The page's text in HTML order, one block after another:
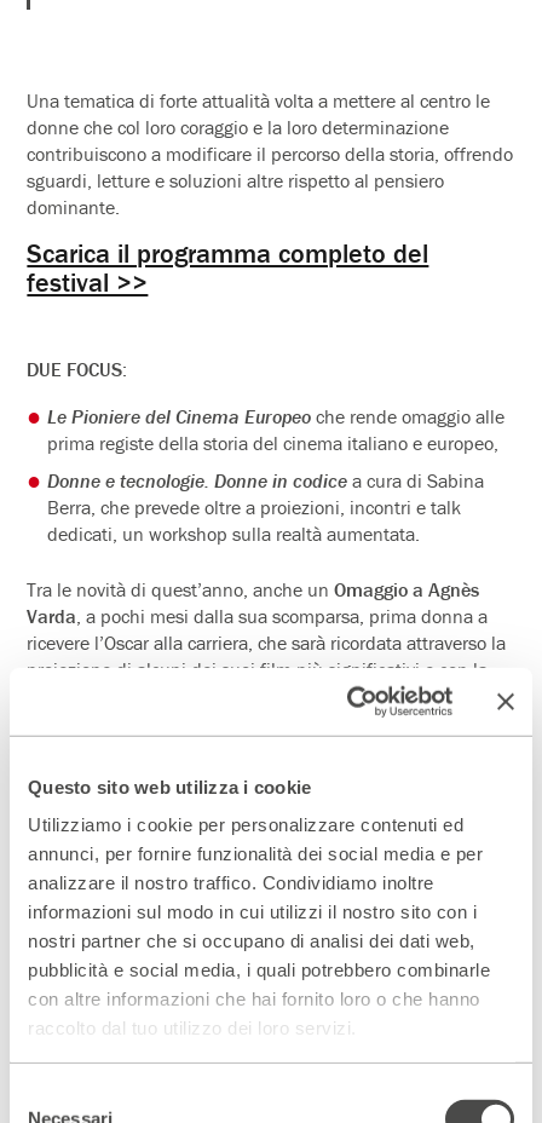
Questo sito web utilizza i cookie
Utilizziamo i cookie per personalizzare contenuti ed
annunci, per fornire funzionalità dei social media e per
analizzare il nostro traffico. Condividiamo inoltre
informazioni sul modo in cui utilizzi il nostro sito con i
nostri partner che si occupano di analisi dei dati web,
pubblicità e social media, i quali potrebbero combinarle
con altre informazioni che hai fornito loro o che hanno
raccolto dal tuo utilizzo dei loro servizi.
Necessari
Una tematica di forte attualità volta a mettere al centro le
donne che col loro coraggio e la loro determinazione
contribuiscono a modificare il percorso della storia, offrendo
sguardi, letture e soluzioni altre rispetto al pensiero
dominante.
Scarica il programma completo del
festival >>
DUE FOCUS:
Le Pioniere del Cinema Europeo che rende omaggio alle
prima registe della storia del cinema italiano e europeo,
Donne e tecnologie. Donne in codice a cura di Sabina
Berra, che prevede oltre a proiezioni, incontri e talk
dedicati, un workshop sulla realtà aumentata.
Tra le novità di quest’anno, anche unOmaggio a Agnès
Varda, a pochi mesi dalla sua scomparsa, prima donna a
ricevere l’Oscar alla carriera, che sarà ricordata attraverso la
proiezione di alcuni dei suoi film più significativi e con la
Agnès Varda. Cinema senza tetto né
Nuovi Sguardi, concorso internazionale a regia femminile
dedicato a lungometraggi di finzione e documentari, che
competono per il premio Cinema e Donna 2019;
Sguardi (S)confinati , concorso internazionale di
cortometraggi sempre a regia femminile che concorrono
per il premioTalent Under 35;
#FrameItalia– Premio del pubblico, vetrina dedicata a
film, documentari e cortometraggi italiani anche a regia